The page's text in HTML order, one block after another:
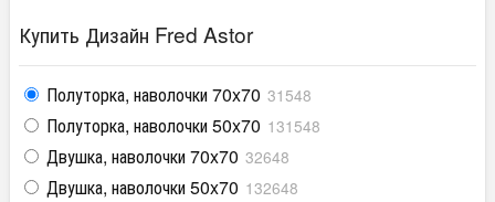
Купить Дизайн Fred Astor
Полуторка, наволочки 70x70 31548
Полуторка, наволочки 50x70 131548
Двушка, наволочки 70x70 32648
Двушка, наволочки 50x70 132648